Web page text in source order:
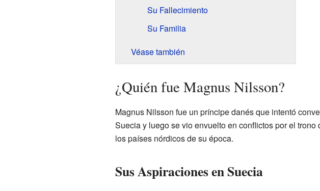
Su Fallecimiento
Su Familia
Véase también
¿Quién fue Magnus Nilsson?
Magnus Nilsson fue un príncipe danés que intentó
Suecia y luego se vio envuelto en conflictos por el
los países nórdicos de su época.
Sus Aspiraciones en Suecia